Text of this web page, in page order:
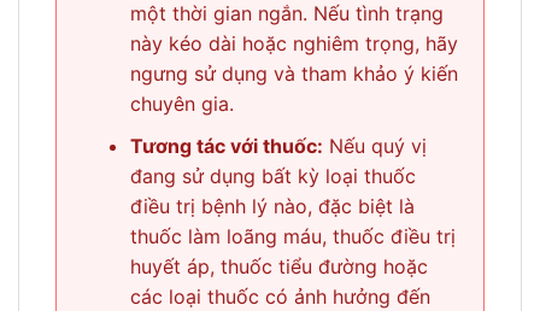
một thời gian ngắn. Nếu tình trạng
này kéo dài hoặc nghiêm trọng, hãy
ngưng sử dụng và tham khảo ý kiến
chuyên gia.
Tương tác với thuốc: Nếu quý vị
đang sử dụng bất kỳ loại thuốc
điều trị bệnh lý nào, đặc biệt là
thuốc làm loãng máu, thuốc điều trị
huyết áp, thuốc tiểu đường hoặc
các loại thuốc có ảnh hưởng đến